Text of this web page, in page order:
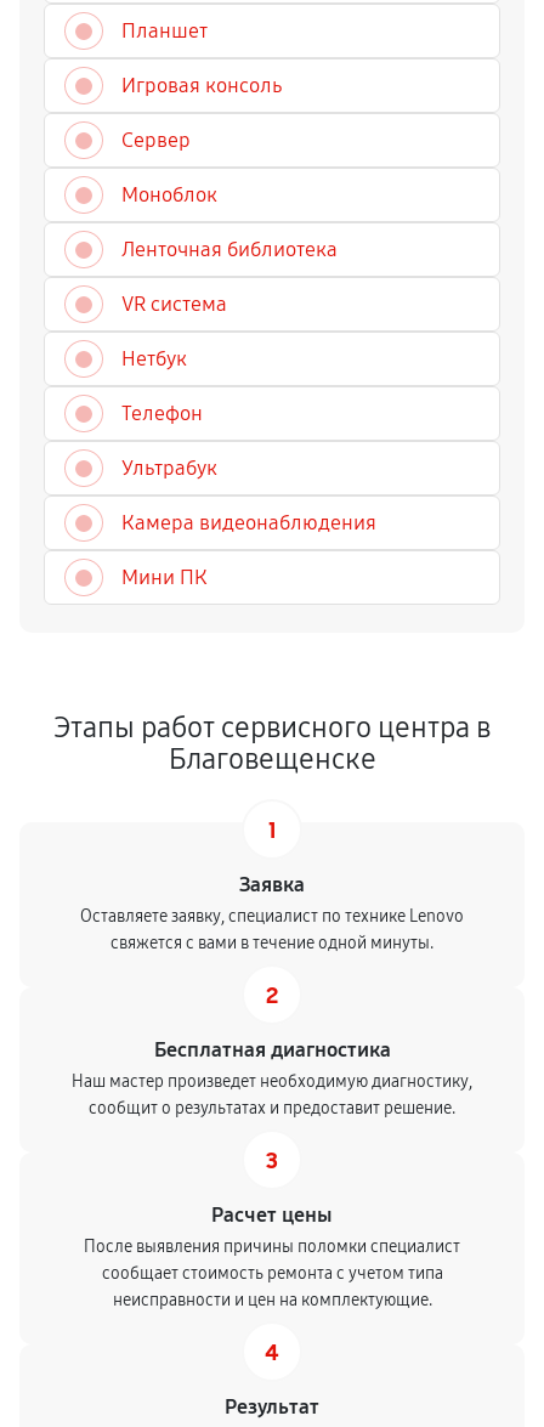
Планшет
Игровая консоль
Сервер
Моноблок
Ленточная библиотека
VR система
Нетбук
Телефон
Ультрабук
Камера видеонаблюдения
Мини ПК
Этапы работ сервисного центра в
Благовещенске
1
Заявка
Оставляете заявку, специалист по технике Lenovo
свяжется с вами в течение одной минуты.
2
Бесплатная диагностика
Наш мастер произведет необходимую диагностику,
сообщит о результатах и предоставит решение.
3
Расчет цены
После выявления причины поломки специалист
сообщает стоимость ремонта с учетом типа
неисправности и цен на комплектующие.
4
Результат